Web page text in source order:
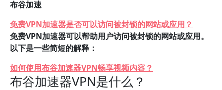
布谷加速
免费VPN加速器是否可以访问被封锁的网站或应用？
免费VPN加速器可以帮助用户访问被封锁的网站或应用。
以下是一些简短的解释：
如何使用布谷加速器VPN畅享视频内容？
布谷加速器VPN是什么？